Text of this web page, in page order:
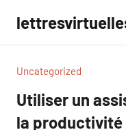
contenu
Uncategorized
Utiliser un
la